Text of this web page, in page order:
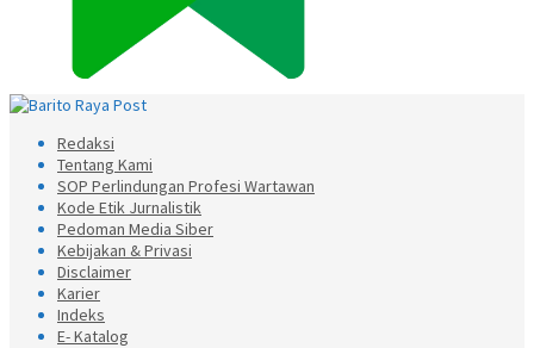
Redaksi
Tentang Kami
SOP Perlindungan Profesi Wartawan
Kode Etik Jurnalistik
Pedoman Media Siber
Kebijakan & Privasi
Disclaimer
Karier
Indeks
E- Katalog